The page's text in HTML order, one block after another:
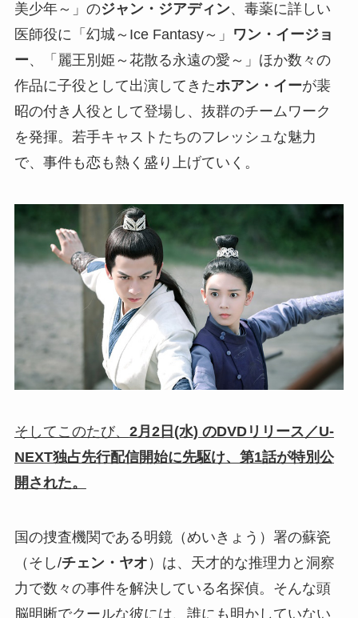
美少年～」のジャン・ジアディン、毒薬に詳しい
医師役に「幻城～Ice Fantasy～」 ワン・イージョ
ー、「麗王別姫～花散る永遠の愛～」ほか数々の
作品に子役として出演してきたホアン・イーが裴
昭の付き人役として登場し、抜群のチームワーク
を発揮。若手キャストたちのフレッシュな魅力
で、事件も恋も熱く盛り上げていく。
そしてこのたび、 2月2日(水) のDVDリリース／U-
NEXT独占先行配信開始に先駆け、第1話が特別公
開された。
国の捜査機関である明鏡（めいきょう）署の蘇瓷
（そし/チェン・ヤオ ）は、天才的な推理力と洞察
力で数々の事件を解決している名探偵。そんな頭
脳明晰でクールな彼には、誰にも明かしていない